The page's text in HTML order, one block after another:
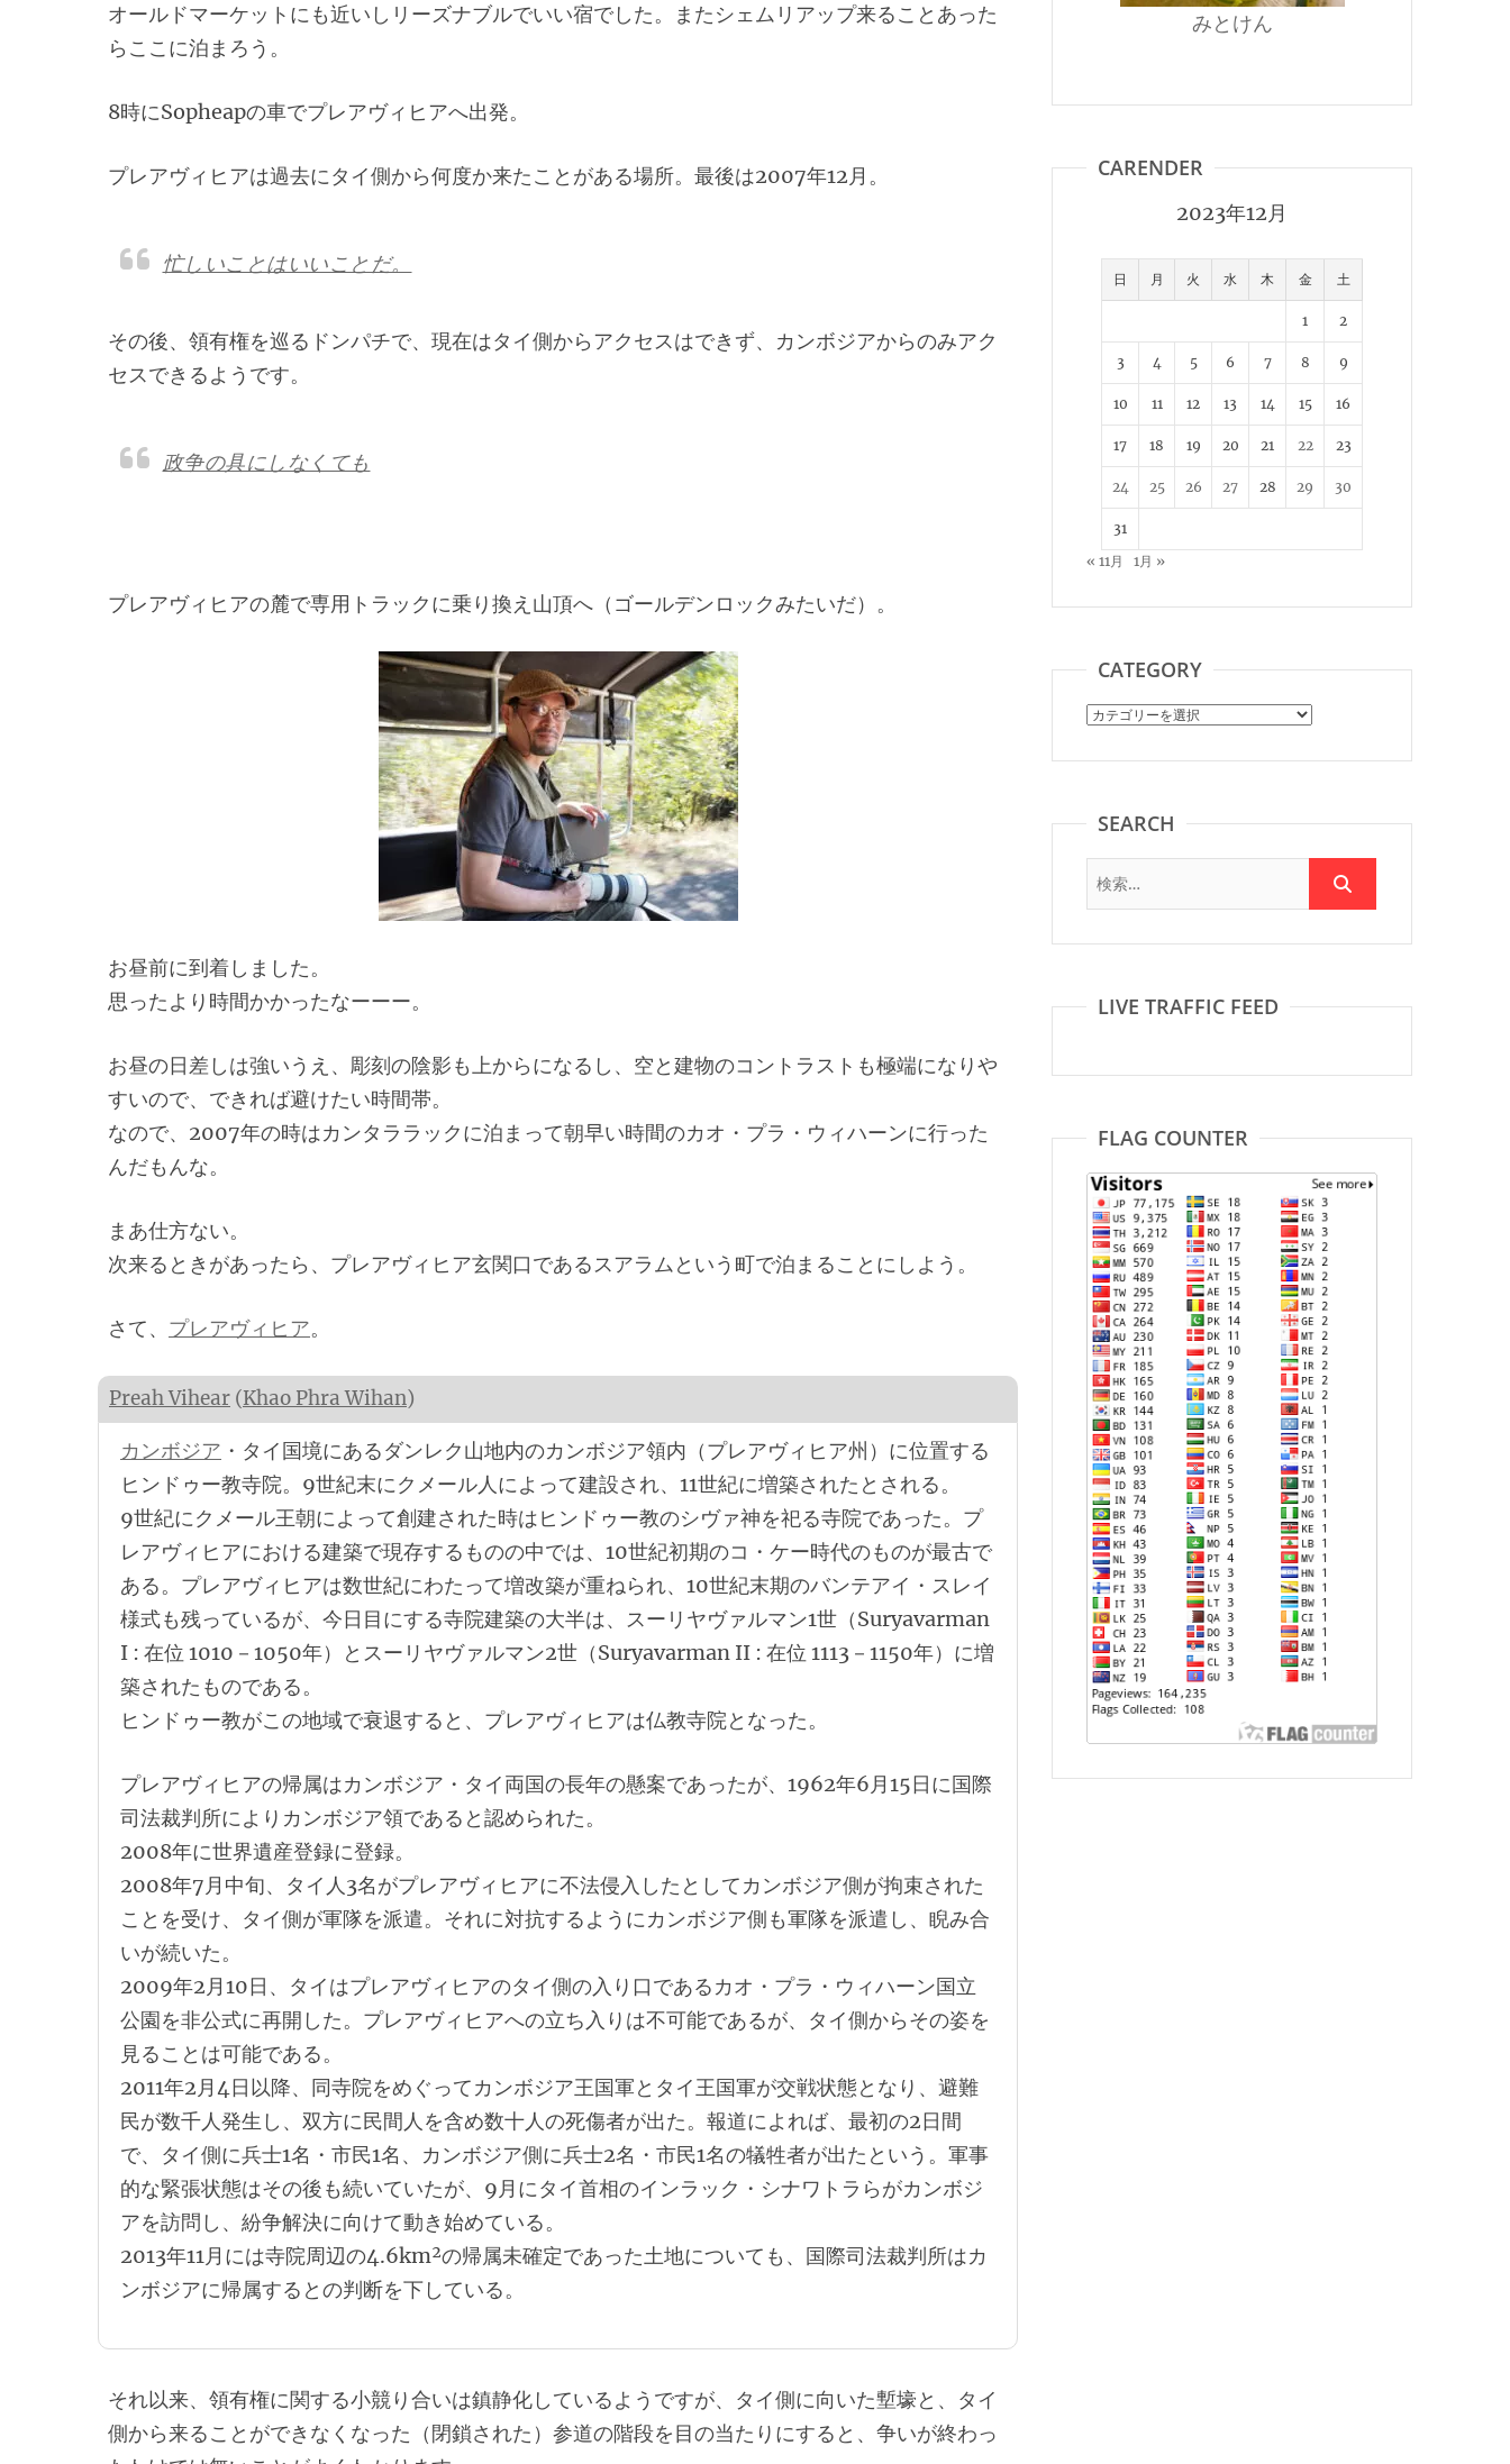
オールドマーケットにも近いしリーズナブルでいい宿でした。またシェムリアップ来ることあった
らここに泊まろう。
8時にSopheapの車でプレアヴィヒアへ出発。
プレアヴィヒアは過去にタイ側から何度か来たことがある場所。最後は2007年12月。
忙しいことはいいことだ。
その後、領有権を巡るドンパチで、現在はタイ側からアクセスはできず、カンボジアからのみアク
セスできるようです。
政争の具にしなくても
プレアヴィヒアの麓で専用トラックに乗り換え山頂へ（ゴールデンロックみたいだ）。
お昼前に到着しました。
思ったより時間かかったなーーー。
お昼の日差しは強いうえ、彫刻の陰影も上からになるし、空と建物のコントラストも極端になりや
すいので、できれば避けたい時間帯。
なので、2007年の時はカンタララックに泊まって朝早い時間のカオ・プラ・ウィハーンに行った
んだもんな。
まあ仕方ない。
次来るときがあったら、プレアヴィヒア玄関口であるスアラムという町で泊まることにしよう。
さて、 プレアヴィヒア。
Preah Vihear (Khao Phra Wihan)
カンボジア ・タイ国境にあるダンレク山地内のカンボジア領内（プレアヴィヒア州）に位置する
ヒンドゥー教寺院。9世紀末にクメール人によって建設され、11世紀に増築されたとされる。
9世紀にクメール王朝によって創建された時はヒンドゥー教のシヴァ神を祀る寺院であった。プ
レアヴィヒアにおける建築で現存するものの中では、10世紀初期のコ・ケー時代のものが最古で
ある。プレアヴィヒアは数世紀にわたって増改築が重ねられ、10世紀末期のバンテアイ・スレイ
様式も残っているが、今日目にする寺院建築の大半は、スーリヤヴァルマン1世（Suryavarman
I : 在位 1010－1050年）とスーリヤヴァルマン2世（Suryavarman II : 在位 1113－1150年）に増
築されたものである。
ヒンドゥー教がこの地域で衰退すると、プレアヴィヒアは仏教寺院となった。
プレアヴィヒアの帰属はカンボジア・タイ両国の長年の懸案であったが、1962年6月15日に国際
司法裁判所によりカンボジア領であると認められた。
2008年に世界遺産登録に登録。
2008年7月中旬、タイ人3名がプレアヴィヒアに不法侵入したとしてカンボジア側が拘束された
ことを受け、タイ側が軍隊を派遣。それに対抗するようにカンボジア側も軍隊を派遣し、睨み合
いが続いた。
2009年2月10日、タイはプレアヴィヒアのタイ側の入り口であるカオ・プラ・ウィハーン国立
公園を非公式に再開した。プレアヴィヒアへの立ち入りは不可能であるが、タイ側からその姿を
見ることは可能である。
2011年2月4日以降、同寺院をめぐってカンボジア王国軍とタイ王国軍が交戦状態となり、避難
民が数千人発生し、双方に民間人を含め数十人の死傷者が出た。報道によれば、最初の2日間
で、タイ側に兵士1名・市民1名、カンボジア側に兵士2名・市民1名の犠牲者が出たという。軍事
的な緊張状態はその後も続いていたが、9月にタイ首相のインラック・シナワトラらがカンボジ
アを訪問し、紛争解決に向けて動き始めている。
2013年11月には寺院周辺の4.6km²の帰属未確定であった土地についても、国際司法裁判所はカ
ンボジアに帰属するとの判断を下している。
それ以来、領有権に関する小競り合いは鎮静化しているようですが、タイ側に向いた塹壕と、タイ
側から来ることができなくなった（閉鎖された）参道の階段を目の当たりにすると、争いが終わっ
みとけん
CARENDER
2023年12月
日 月 火 水 木 金 土
1 2
3 4 5 6 7 8 9
10 11 12 13 14 15 16
17 18 19 20 21 22 23
24 25 26 27 28 29 30
31
« 11月
1月 »
CATEGORY
Category
SEARCH
LIVE TRAFFIC FEED
FLAG COUNTER